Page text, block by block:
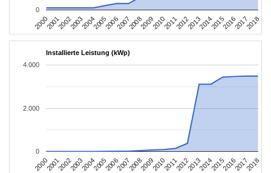
2000200120022003200420052006200720082009201020112012201320142015201620172018
0
Installierte Leistung (kWp)
2000200120022003200420052006200720082009201020112012201320142015201620172018
0
2.000
4.000